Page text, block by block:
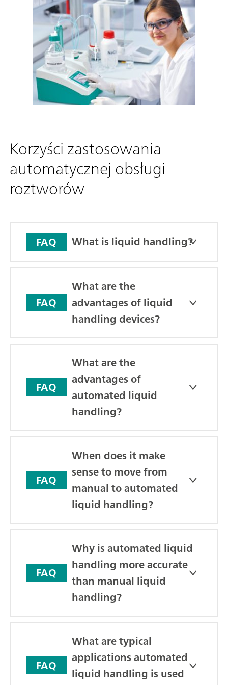
Korzyści zastosowania
automatycznej obsługi
roztworów
FAQ What is liquid handling?
FAQ
What are the
advantages of liquid
handling devices?
FAQ
What are the
advantages of
automated liquid
handling?
FAQ
When does it make
sense to move from
manual to automated
liquid handling?
FAQ
Why is automated liquid
handling more accurate
than manual liquid
handling?
FAQ
What are typical
applications automated
liquid handling is used